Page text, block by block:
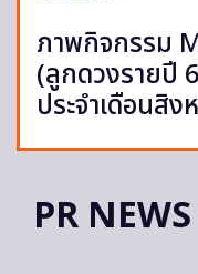
ภาพกิจกรรม
(ลูกดวงรายปี
ประจำเดือนสิ
PR NEWS